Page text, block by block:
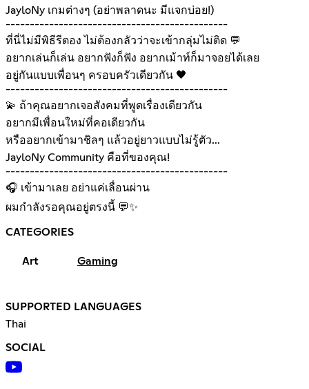
JayloNy เกมต่างๆ (อย่าพลาดนะ มีแจกบ่อย!)
----------------------------------------------
ที่นี่ไม่มีพิธีรีตอง ไม่ต้องกลัวว่าจะเข้ากลุ่มไม่ติด 💬
อยากเล่นก็เล่น อยากฟังก็ฟัง อยากเม้าท์ก็มาจอยได้เลย
อยู่กันแบบเพื่อนๆ ครอบครัวเดียวกัน 🖤
----------------------------------------------
💫 ถ้าคุณอยากเจอสังคมที่พูดเรื่องเดียวกัน
อยากมีเพื่อนใหม่ที่คอเดียวกัน
หรืออยากเข้ามาชิลๆ แล้วอยู่ยาวแบบไม่รู้ตัว...
JayloNy Community คือที่ของคุณ!
----------------------------------------------
🎧 เข้ามาเลย อย่าแค่เลื่อนผ่าน
ผมกำลังรอคุณอยู่ตรงนี้ 💬✨
CATEGORIES
Art Gaming
SUPPORTED LANGUAGES
Thai
SOCIAL